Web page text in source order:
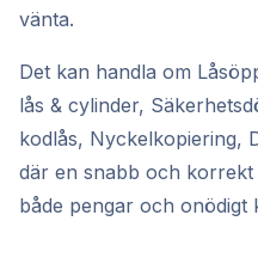
vänta.
Det kan handla om
lås & cylinder,
kodlås, Nyckelkopiering,
där en snabb och korrekt
både pengar och onödigt